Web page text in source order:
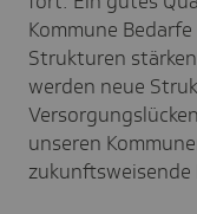
Kommune
Strukturen
werden neue
unseren
zukunftsweisende